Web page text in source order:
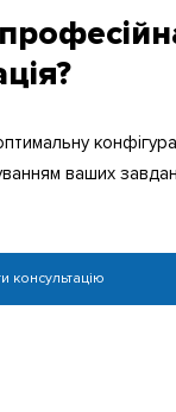
ваших
консультацію